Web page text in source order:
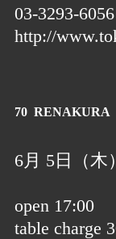
03-3293-
http://
70
6月 5日（
open 17:00
table charge